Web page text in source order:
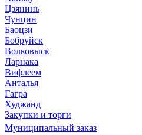
Цзянинь
Чунцин
Баоцзи
Бобруйск
Волковыск
Ларнака
Вифлеем
Анталья
Гагра
Худжанд
Закупки и торги
Муниципальный заказ